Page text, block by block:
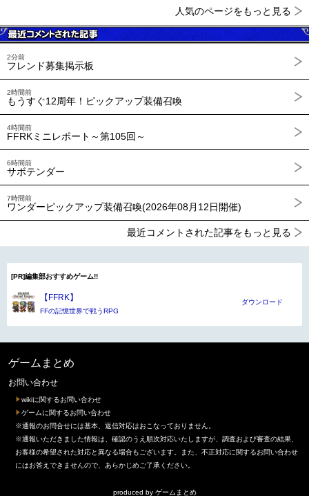
人気のページをもっと見る
2分前
フレンド募集掲示板
2時間前
もうすぐ12周年！ピックアップ装備召喚
4時間前
FFRKミニレポート～第105回～
6時間前
サボテンダー
7時間前
ワンダーピックアップ装備召喚(2026年08月12日開催)
最近コメントされた記事をもっと見る
[PR]編集部おすすめゲーム!!
【FFRK】
FFの記憶世界で戦うRPG
ダウンロード
ゲームまとめ
お問い合わせ
wikiに関するお問い合わせ
ゲームに関するお問い合わせ
※通報のお問合せには基本、返信対応はおこなっておりません。
※通報いただきました情報は、確認のうえ順次対応いたしますが、調査および審査の結果、
お客様の希望された対応と異なる場合もございます。また、不正対応に関するお問い合わせ
にはお答えできませんので、あらかじめご了承ください。
produced by ゲームまとめ